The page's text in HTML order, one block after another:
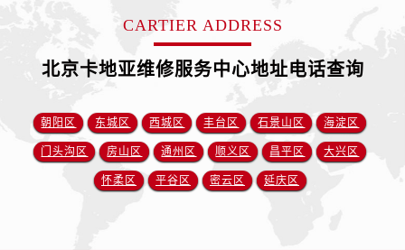
CARTIER ADDRESS
北京卡地亚维修服务中心地址电话查询
朝阳区 东城区 西城区 丰台区 石景山区 海淀区
门头沟区 房山区 通州区 顺义区 昌平区 大兴区
怀柔区 平谷区 密云区 延庆区